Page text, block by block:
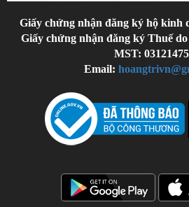
Giấy chứng nhận đăng ký hộ kinh
Giấy chứng nhận đăng ký Thuế
MST:
Email: